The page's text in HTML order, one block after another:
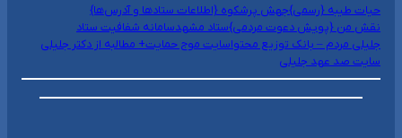
حیات طیبه {رسمی}جهش پرشکوه {اطلاعات ستادها و آدرس‌ها}
نقش من {پویش دعوت مردمی}ستاد مشهدسامانه شفافیت ستاد
جلیلی مردم – بانک توزیع محتواسایت موج حمایت+ مطالبه از دکتر جلیلی
سایت صد عهد جلیلی